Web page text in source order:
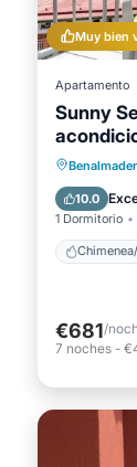
Muy bien
Apartamento
Sunny
10.0
1 Dormitorio
€681/
7 noches -